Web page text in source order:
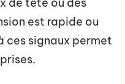
est rapide ou
signaux permet